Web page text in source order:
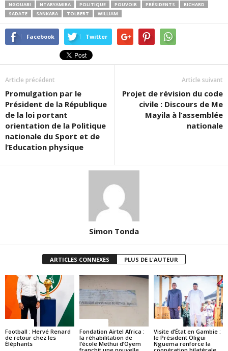
NGOUABI
NTARYAMIRA POLITIQUE POUVOIR PRÉSIDENTS
RICHARD
SADATE
SANKARA TOLBERT WILLIAM
Facebook Twitter
Article précédent
Promulgation par le
Président de la République
de la loi portant
orientation de la Politique
nationale du Sport et de
l’Education physique
Article suivant
Projet de révision du code
civile : Discours de Me
Mayila à l’assemblée
nationale
Simon Tonda
ARTICLES CONNEXES PLUS DE L'AUTEUR
Football : Hervé Renard
de retour chez les
Éléphants
Fondation Airtel Africa :
la réhabilitation de
l’école Methui d’Oyem
Visite d’État en Gambie :
le Président Oligui
Nguema renforce la